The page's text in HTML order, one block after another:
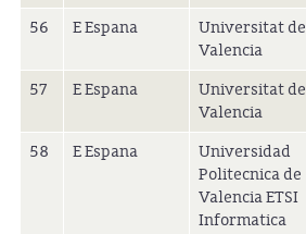
56 E Espana
Universitat de
Valencia
57 E Espana
Universitat de
Valencia
58
E Espana
Universidad
Politecnica de
Valencia ETSI
Informatica